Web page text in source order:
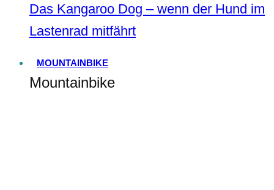
Das Kangaroo Dog – wenn der Hund im
Lastenrad mitfährt
MOUNTAINBIKE
Mountainbike